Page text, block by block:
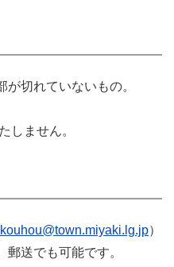
切れていないもの。
しません。
kouhou@town.miyaki.lg.jp）
送でも可能です。